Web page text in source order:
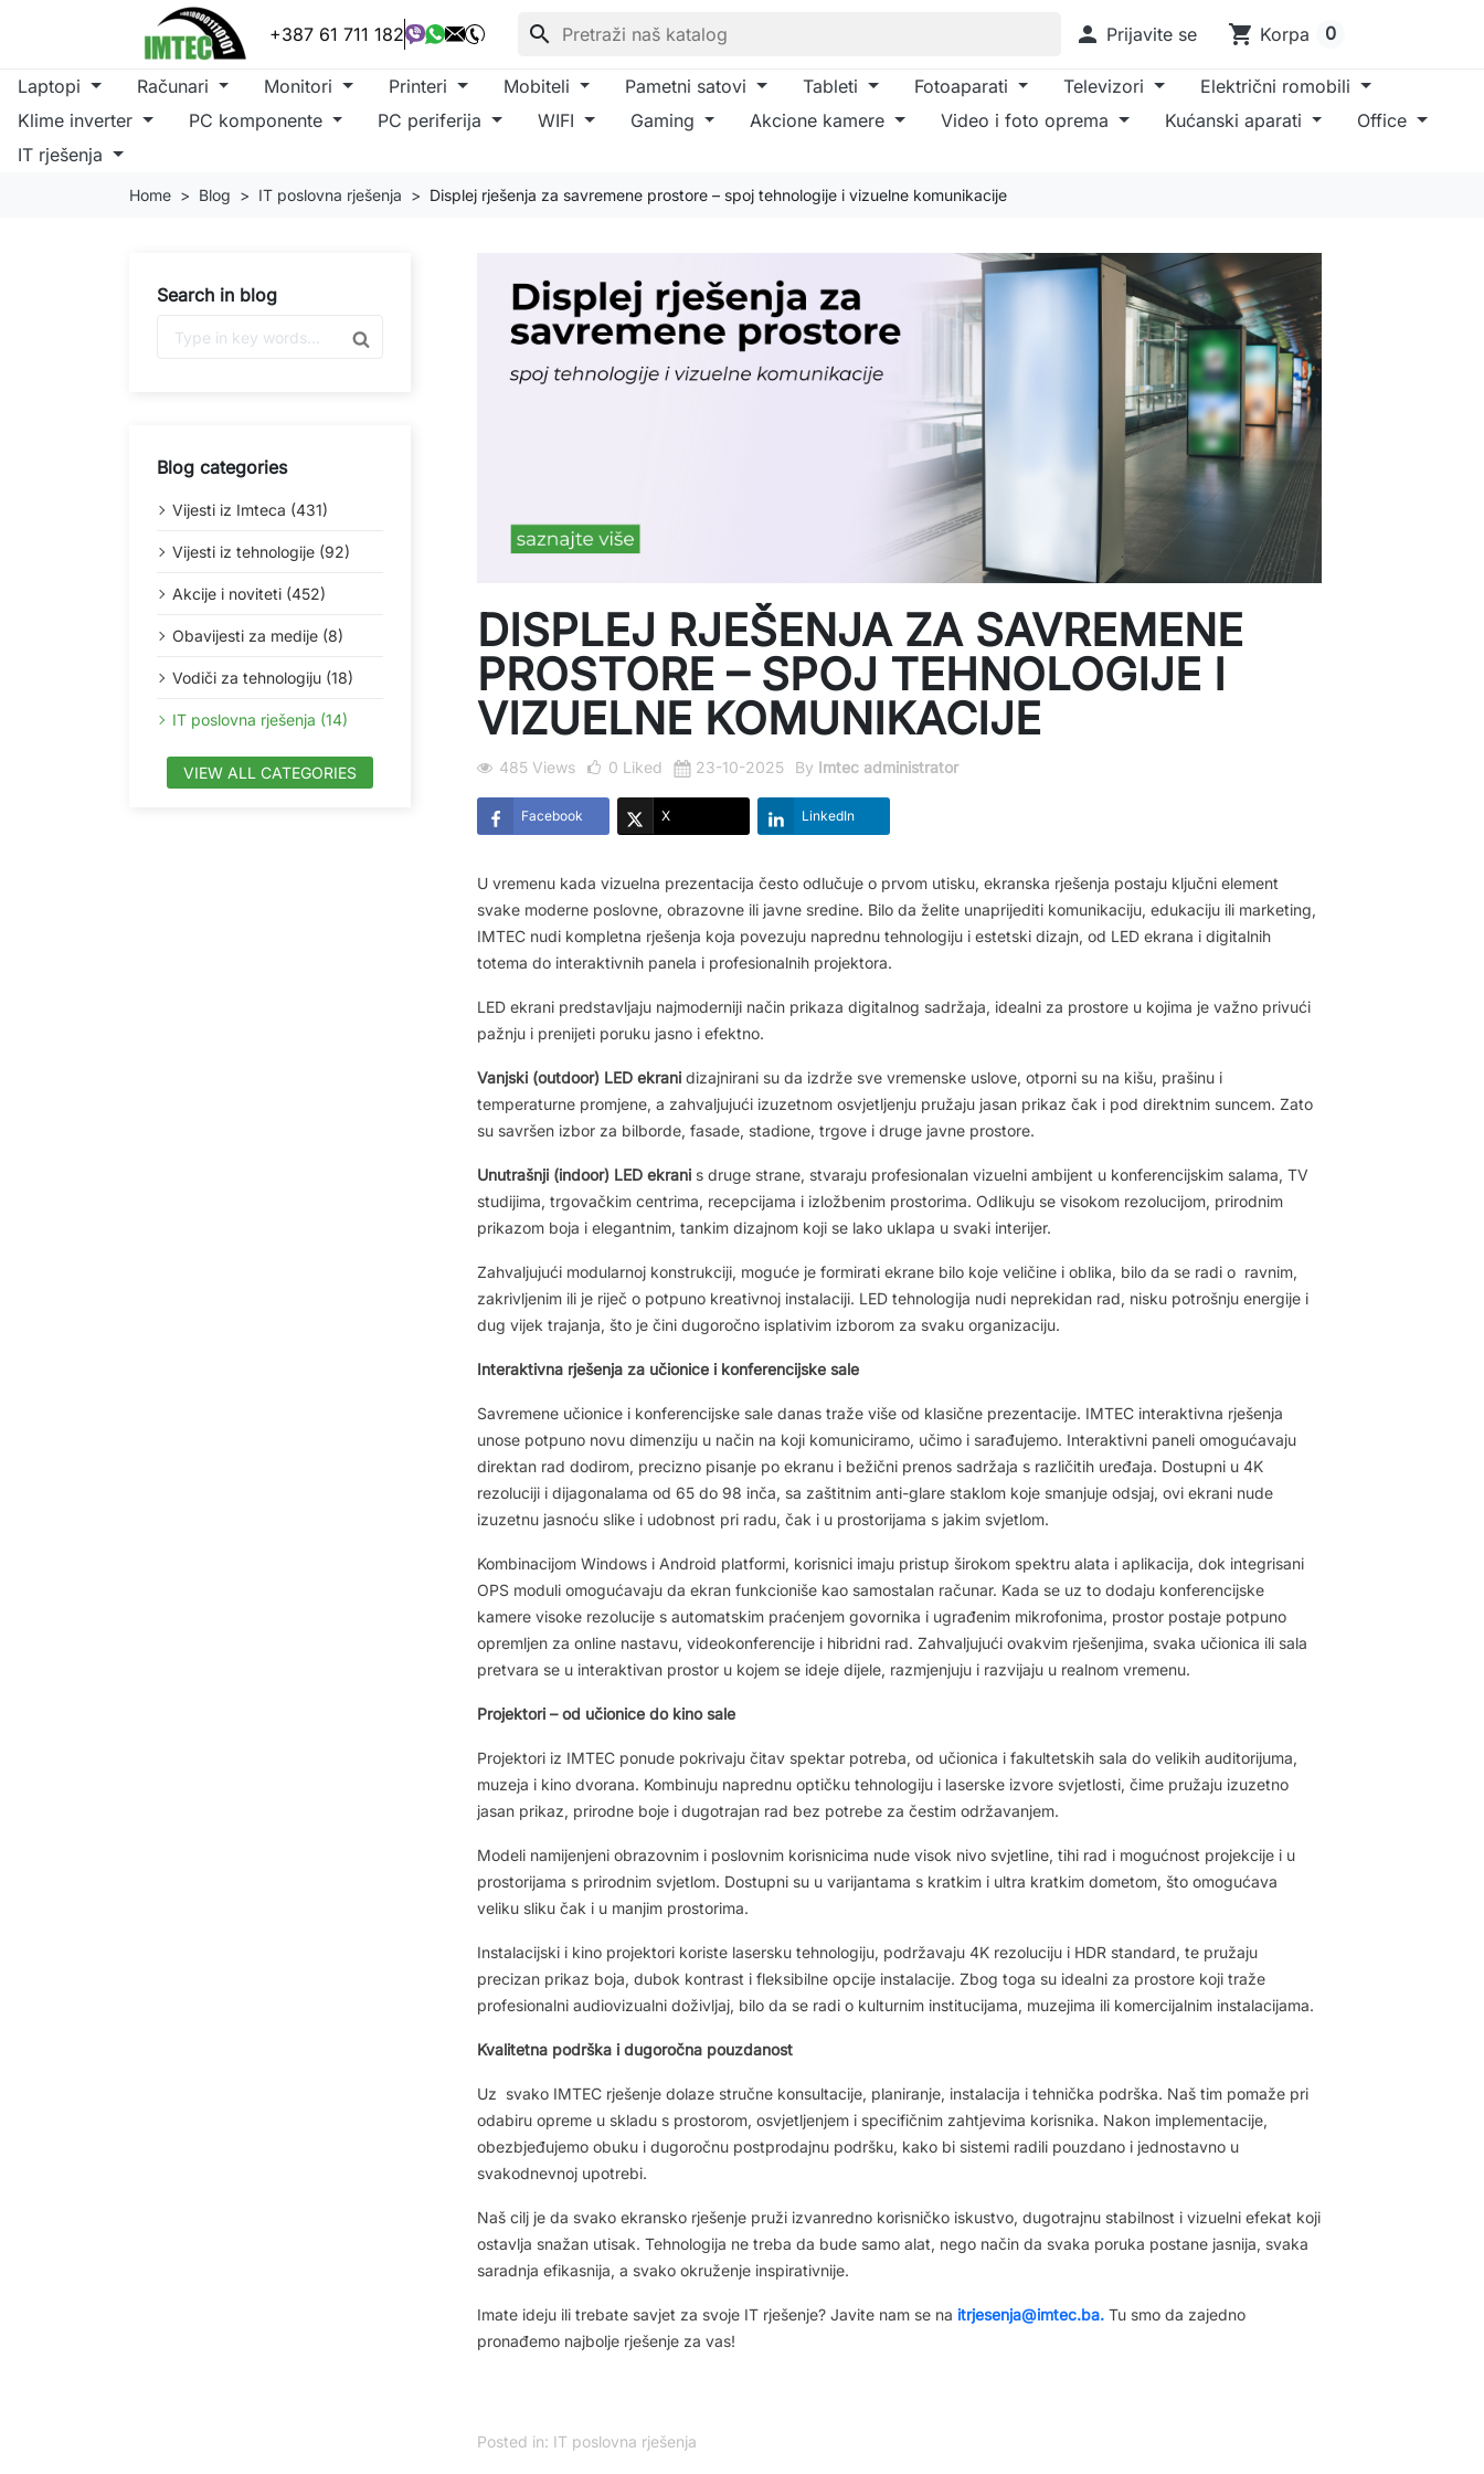
+387 61 711 182 search  Prijavite se shopping_cart Korpa 0
Laptopi Računari Monitori Printeri Mobiteli Pametni satovi Tableti Fotoaparati Televizori
Električni romobili
Klime inverter
PC komponente PC periferija WIFI Gaming Akcione kamere Video i foto oprema Kućanski aparati
Office
IT rješenja
Home Blog IT poslovna rješenja Displej rješenja za savremene prostore – spoj tehnologije i vizuelne komunikacije
Search in blog
Blog categories
Vijesti iz Imteca (431)
Vijesti iz tehnologije (92)
Akcije i noviteti (452)
Obavijesti za medije (8)
Vodiči za tehnologiju (18)
IT poslovna rješenja (14)
VIEW ALL CATEGORIES
DISPLEJ RJEŠENJA ZA SAVREMENE
PROSTORE – SPOJ TEHNOLOGIJE I
VIZUELNE KOMUNIKACIJE
485 Views 0 Liked 23-10-2025 By Imtec administrator
Facebook X LinkedIn
U vremenu kada vizuelna prezentacija često odlučuje o prvom utisku, ekranska rješenja postaju ključni element
svake moderne poslovne, obrazovne ili javne sredine. Bilo da želite unaprijediti komunikaciju, edukaciju ili marketing,
IMTEC nudi kompletna rješenja koja povezuju naprednu tehnologiju i estetski dizajn, od LED ekrana i digitalnih
totema do interaktivnih panela i profesionalnih projektora.
LED ekrani predstavljaju najmoderniji način prikaza digitalnog sadržaja, idealni za prostore u kojima je važno privući
pažnju i prenijeti poruku jasno i efektno.
Vanjski (outdoor) LED ekrani dizajnirani su da izdrže sve vremenske uslove, otporni su na kišu, prašinu i
temperaturne promjene, a zahvaljujući izuzetnom osvjetljenju pružaju jasan prikaz čak i pod direktnim suncem. Zato
su savršen izbor za bilborde, fasade, stadione, trgove i druge javne prostore.
Unutrašnji (indoor) LED ekrani s druge strane, stvaraju profesionalan vizuelni ambijent u konferencijskim salama, TV
studijima, trgovačkim centrima, recepcijama i izložbenim prostorima. Odlikuju se visokom rezolucijom, prirodnim
prikazom boja i elegantnim, tankim dizajnom koji se lako uklapa u svaki interijer.
Zahvaljujući modularnoj konstrukciji, moguće je formirati ekrane bilo koje veličine i oblika, bilo da se radi o ravnim,
zakrivljenim ili je riječ o potpuno kreativnoj instalaciji. LED tehnologija nudi neprekidan rad, nisku potrošnju energije i
dug vijek trajanja, što je čini dugoročno isplativim izborom za svaku organizaciju.
Interaktivna rješenja za učionice i konferencijske sale
Savremene učionice i konferencijske sale danas traže više od klasične prezentacije. IMTEC interaktivna rješenja
unose potpuno novu dimenziju u način na koji komuniciramo, učimo i sarađujemo. Interaktivni paneli omogućavaju
direktan rad dodirom, precizno pisanje po ekranu i bežični prenos sadržaja s različitih uređaja. Dostupni u 4K
rezoluciji i dijagonalama od 65 do 98 inča, sa zaštitnim anti-glare staklom koje smanjuje odsjaj, ovi ekrani nude
izuzetnu jasnoću slike i udobnost pri radu, čak i u prostorijama s jakim svjetlom.
Kombinacijom Windows i Android platformi, korisnici imaju pristup širokom spektru alata i aplikacija, dok integrisani
OPS moduli omogućavaju da ekran funkcioniše kao samostalan računar. Kada se uz to dodaju konferencijske
kamere visoke rezolucije s automatskim praćenjem govornika i ugrađenim mikrofonima, prostor postaje potpuno
opremljen za online nastavu, videokonferencije i hibridni rad. Zahvaljujući ovakvim rješenjima, svaka učionica ili sala
pretvara se u interaktivan prostor u kojem se ideje dijele, razmjenjuju i razvijaju u realnom vremenu.
Projektori – od učionice do kino sale
Projektori iz IMTEC ponude pokrivaju čitav spektar potreba, od učionica i fakultetskih sala do velikih auditorijuma,
muzeja i kino dvorana. Kombinuju naprednu optičku tehnologiju i laserske izvore svjetlosti, čime pružaju izuzetno
jasan prikaz, prirodne boje i dugotrajan rad bez potrebe za čestim održavanjem.
Modeli namijenjeni obrazovnim i poslovnim korisnicima nude visok nivo svjetline, tihi rad i mogućnost projekcije i u
prostorijama s prirodnim svjetlom. Dostupni su u varijantama s kratkim i ultra kratkim dometom, što omogućava
veliku sliku čak i u manjim prostorima.
Instalacijski i kino projektori koriste lasersku tehnologiju, podržavaju 4K rezoluciju i HDR standard, te pružaju
precizan prikaz boja, dubok kontrast i fleksibilne opcije instalacije. Zbog toga su idealni za prostore koji traže
profesionalni audiovizualni doživljaj, bilo da se radi o kulturnim institucijama, muzejima ili komercijalnim instalacijama.
Kvalitetna podrška i dugoročna pouzdanost
Uz svako IMTEC rješenje dolaze stručne konsultacije, planiranje, instalacija i tehnička podrška. Naš tim pomaže pri
odabiru opreme u skladu s prostorom, osvjetljenjem i specifičnim zahtjevima korisnika. Nakon implementacije,
obezbjeđujemo obuku i dugoročnu postprodajnu podršku, kako bi sistemi radili pouzdano i jednostavno u
svakodnevnoj upotrebi.
Naš cilj je da svako ekransko rješenje pruži izvanredno korisničko iskustvo, dugotrajnu stabilnost i vizuelni efekat koji
ostavlja snažan utisak. Tehnologija ne treba da bude samo alat, nego način da svaka poruka postane jasnija, svaka
saradnja efikasnija, a svako okruženje inspirativnije.
Imate ideju ili trebate savjet za svoje IT rješenje? Javite nam se na itrjesenja@imtec.ba. Tu smo da zajedno
pronađemo najbolje rješenje za vas!
Posted in: IT poslovna rješenja